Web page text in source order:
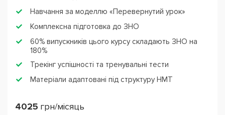
Навчання за моделлю «Перевернутий урок»
Комплексна підготовка до ЗНО
60% випускників цього курсу складають ЗНО на
180%
Трекінг успішності та тренувальні тести
Матеріали адаптовані під структуру НМТ
4025 грн/місяць